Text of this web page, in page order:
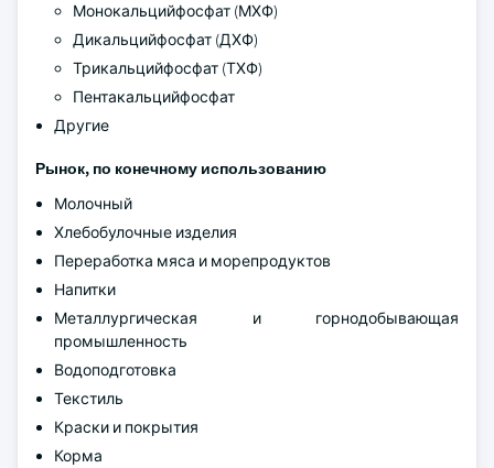
Монокальцийфосфат (МХФ)
Дикальцийфосфат (ДХФ)
Трикальцийфосфат (ТХФ)
Пентакальцийфосфат
Другие
Рынок, по конечному использованию
Молочный
Хлебобулочные изделия
Переработка мяса и морепродуктов
Напитки
Металлургическая и горнодобывающая
промышленность
Водоподготовка
Текстиль
Краски и покрытия
Корма